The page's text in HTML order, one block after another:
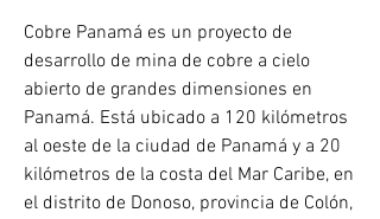
Cobre Panamá es un proyecto de
desarrollo de mina de cobre a cielo
abierto de grandes dimensiones en
Panamá. Está ubicado a 120 kilómetros
al oeste de la ciudad de Panamá y a 20
kilómetros de la costa del Mar Caribe, en
el distrito de Donoso, provincia de Colón,